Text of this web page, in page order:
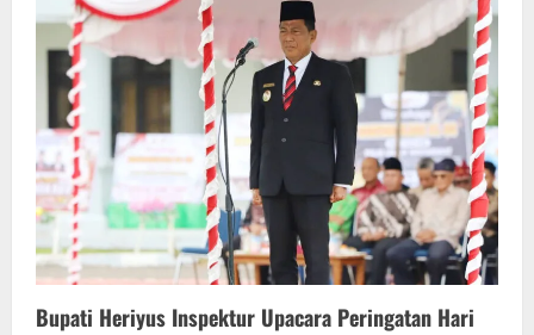
Bupati Heriyus Inspektur Upacara Peringatan Hari